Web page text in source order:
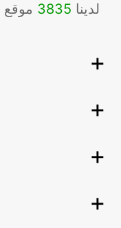
لدينا 3835 موقع